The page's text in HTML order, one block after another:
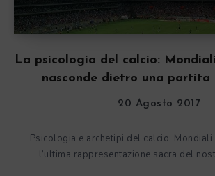
La psicologia del calcio:
nasconde dietro una partita
20 Agosto 2017
Psicologia e archetipi del calcio:
l’ultima rappresentazione sacra del